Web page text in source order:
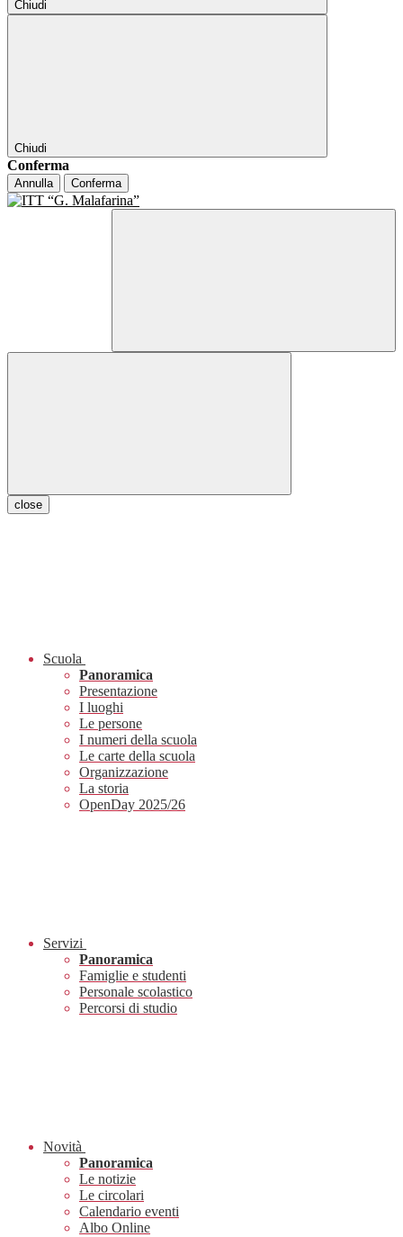
Chiudi
Chiudi
Conferma
Annulla Conferma
close
Scuola
Panoramica
Presentazione
I luoghi
Le persone
I numeri della scuola
Le carte della scuola
Organizzazione
La storia
OpenDay 2025/26
Servizi
Panoramica
Famiglie e studenti
Personale scolastico
Percorsi di studio
Novità
Panoramica
Le notizie
Le circolari
Calendario eventi
Albo Online